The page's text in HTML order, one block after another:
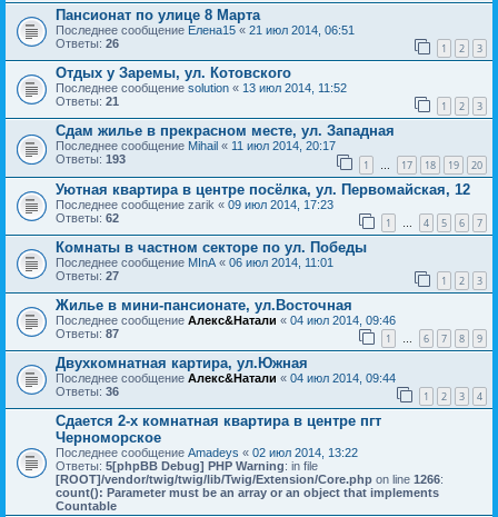
Пансионат по улице 8 Марта
Последнее сообщение Елена15 « 21 июл 2014, 06:51
Ответы: 26 1 2 3
Отдых у Заремы, ул. Котовского
Последнее сообщение solution « 13 июл 2014, 11:52
Ответы: 21 1 2 3
Сдам жилье в прекрасном месте, ул. Западная
Последнее сообщение Mihail « 11 июл 2014, 20:17
Ответы: 193 1 17 18 19 20
Уютная квартира в центре посёлка, ул. Первомайская, 12
Последнее сообщение zarik « 09 июл 2014, 17:23
Ответы: 62 1 4 5 6 7
Комнаты в частном секторе по ул. Победы
Последнее сообщение MInA « 06 июл 2014, 11:01
Ответы: 27 1 2 3
Жилье в мини-пансионате, ул.Восточная
Последнее сообщение Алекс&Натали « 04 июл 2014, 09:46
Ответы: 87 1 6 7 8 9
Двухкомнатная картира, ул.Южная
Последнее сообщение Алекс&Натали « 04 июл 2014, 09:44
Ответы: 36 1 2 3 4
Сдается 2-х комнатная квартира в центре пгт
Черноморское
Последнее сообщение Amadeys « 02 июл 2014, 13:22
Ответы: 5[phpBB Debug] PHP Warning: in file
[ROOT]/vendor/twig/twig/lib/Twig/Extension/Core.php on line 1266:
count(): Parameter must be an array or an object that implements
Countable